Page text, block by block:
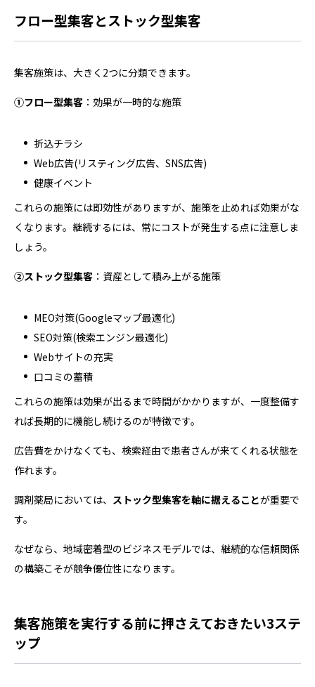
フロー型集客とストック型集客
集客施策は、大きく2つに分類できます。
①フロー型集客 ：効果が一時的な施策
折込チラシ
Web広告(リスティング広告、SNS広告)
健康イベント
これらの施策には即効性がありますが、施策を止めれば効果がな
くなります。継続するには、常にコストが発生する点に注意しま
しょう。
②ストック型集客 ：資産として積み上がる施策
MEO対策(Googleマップ最適化)
SEO対策(検索エンジン最適化)
Webサイトの充実
口コミの蓄積
これらの施策は効果が出るまで時間がかかりますが、一度整備す
れば長期的に機能し続けるのが特徴です。
広告費をかけなくても、検索経由で患者さんが来てくれる状態を
作れます。
調剤薬局においては、 ストック型集客を軸に据えることが重要で
す。
なぜなら、地域密着型のビジネスモデルでは、継続的な信頼関係
の構築こそが競争優位性になります。
集客施策を実行する前に押さえておきたい3ステ
ップ